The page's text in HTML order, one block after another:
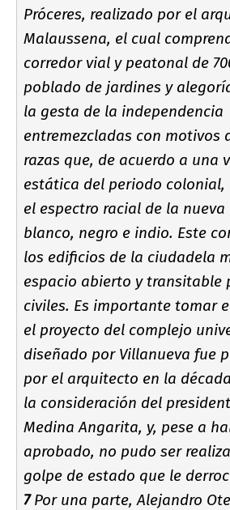
Próceres, realizado por el
Malaussena, el cual
corredor vial y peatonal de
poblado de jardines y
la gesta de la independencia
entremezcladas con motivos
razas que, de acuerdo a una
estática del periodo colonial,
el espectro racial de la nueva
blanco, negro e indio. Este
los edificios de la ciudadela
espacio abierto y transitable
civiles. Es importante tomar
el proyecto del complejo
diseñado por Villanueva fue
por el arquitecto en la
la consideración del
Medina Angarita, y, pese a
aprobado, no pudo ser
golpe de estado que le
7Por una parte, Alejandro